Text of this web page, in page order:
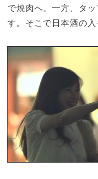
で焼肉へ。一方、タ
す。そこで日本酒の